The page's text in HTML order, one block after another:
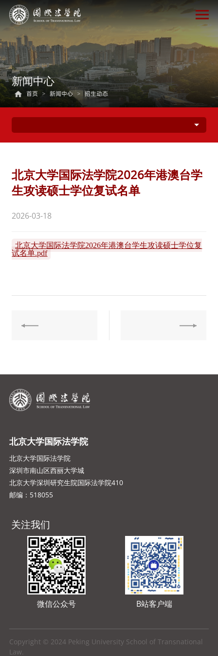
新闻中心
首页 > 新闻中心 > 招生动态
北京大学国际法学院2026年港澳台学
生攻读硕士学位复试名单
2026-03-18
北京大学国际法学院2026年港澳台学生攻读硕士学位复
试名单.pdf
北京大学国际法学院
北京大学国际法学院
深圳市南山区西丽大学城
北京大学深圳研究生院国际法学院410
邮编：518055
关注我们
微信公众号 B站客户端
Copyright © 2024 Peking University School of Transnational
Law.